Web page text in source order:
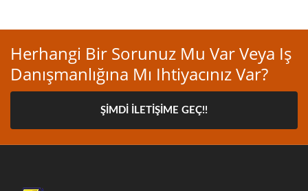
Herhangi Bir Sorunuz Mu Var Veya Iş
Danışmanlığına Mı Ihtiyacınız Var?
ŞIMDI İLETIŞIME GEÇ!!